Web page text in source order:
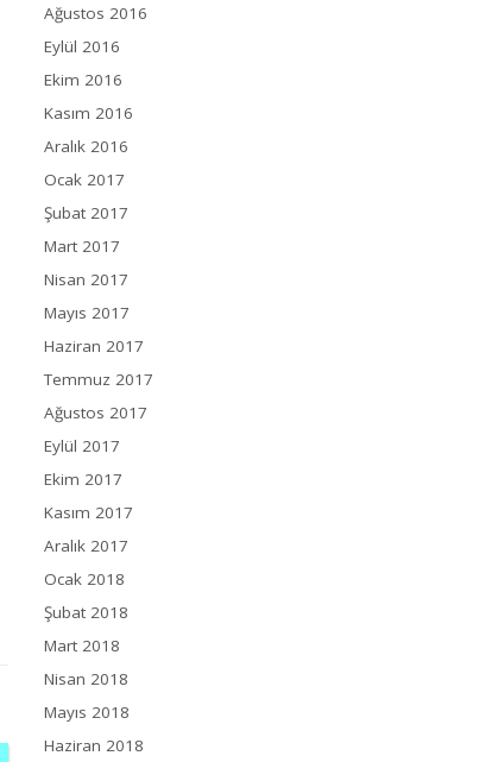
Ağustos 2016
Eylül 2016
Ekim 2016
Kasım 2016
Aralık 2016
Ocak 2017
Şubat 2017
Mart 2017
Nisan 2017
Mayıs 2017
Haziran 2017
Temmuz 2017
Ağustos 2017
Eylül 2017
Ekim 2017
Kasım 2017
Aralık 2017
Ocak 2018
Şubat 2018
Mart 2018
Nisan 2018
Mayıs 2018
Haziran 2018